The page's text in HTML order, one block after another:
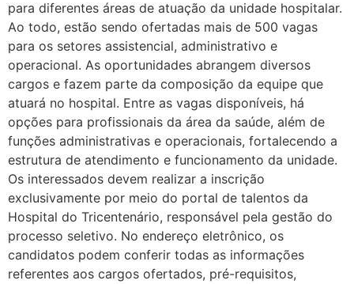
para diferentes áreas de atuação da unidade hospitalar.
Ao todo, estão sendo ofertadas mais de 500 vagas
para os setores assistencial, administrativo e
operacional. As oportunidades abrangem diversos
cargos e fazem parte da composição da equipe que
atuará no hospital. Entre as vagas disponíveis, há
opções para profissionais da área da saúde, além de
funções administrativas e operacionais, fortalecendo a
estrutura de atendimento e funcionamento da unidade.
Os interessados devem realizar a inscrição
exclusivamente por meio do portal de talentos da
Hospital do Tricentenário, responsável pela gestão do
processo seletivo. No endereço eletrônico, os
candidatos podem conferir todas as informações
referentes aos cargos ofertados, pré-requisitos,